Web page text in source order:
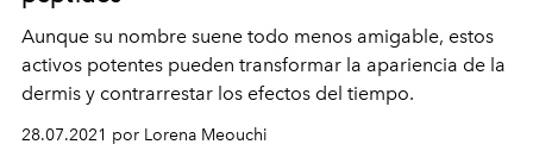
Aunque su nombre suene todo menos amigable, estos
activos potentes pueden transformar la apariencia de la
dermis y contrarrestar los efectos del tiempo.
28.07.2021 por Lorena Meouchi